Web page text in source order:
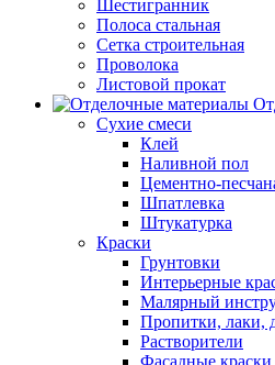
Шестигранник
Полоса стальная
Сетка строительная
Проволока
Листовой прокат
Сухие смеси
Клей
Наливной пол
Цементно-
Шпатлевка
Штукатурка
Краски
Грунтовки
Интерьерные
Малярный
Пропитки, лаки,
Растворители
Фасадные краски